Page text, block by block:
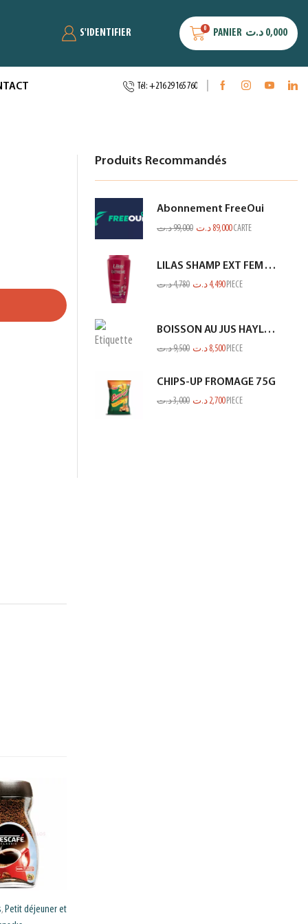
S'IDENTIFIER 0 PANIER 0,000 د.ت
Tél: +216 29 165 760
, Petit déjeuner et
Produits Recommandés
Abonnement FreeOui
99,000د.ت 89,000 د.ت CARTE
LILAS SHAMP EXT FEM TOUS TYPES CHEV ROSE 350ML
4,780د.ت 4,490 د.ت PIECE
BOISSON AU JUS HAYLA KIWI BANANE 1L
9,500د.ت 8,500 د.ت PIECE
CHIPS-UP FROMAGE 75G
3,000د.ت 2,700 د.ت PIECE